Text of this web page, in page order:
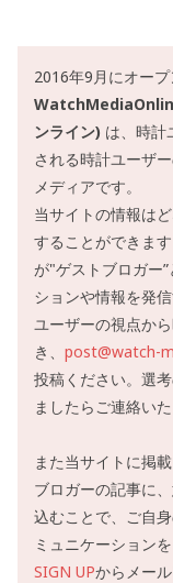
2016年9月にオープ
ンライン) は、時計
される時計ユーザ
メディアです。
当サイトの情報は
することができま
が"ゲストブロガー
ションや情報を発
ユーザーの視点か
き、 post@watch-
投稿ください。選
ましたらご連絡いた
また当サイトに掲
ブロガーの記事に
込むことで、ご自
ミュニケーション
SIGN UPからメー